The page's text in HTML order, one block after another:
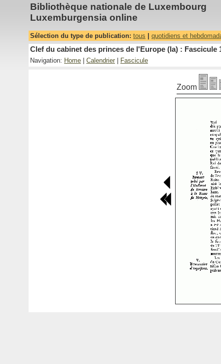
Bibliothèque nationale de Luxembourg
Luxemburgensia online
Sélection du type de publication: tous quotidiens et
Clef du cabinet des princes de l'Europe (la) : Fascicule
Navigation: Home Calendrier Fascicule
Zoom